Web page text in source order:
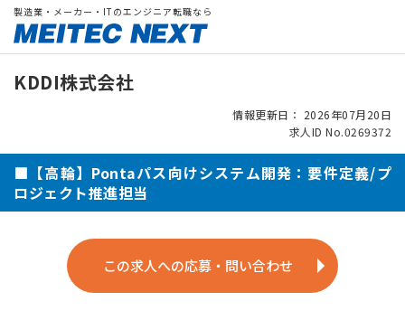
製造業・メーカー・ITのエンジニア転職なら
KDDI株式会社
情報更新日： 2026年07月20日
求人ID No.0269372
■【高輪】Pontaパス向けシステム開発：要件定義/プ
ロジェクト推進担当
この求人への応募・問い合わせ